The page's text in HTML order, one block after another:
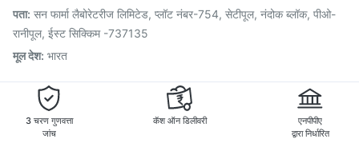
Prevenar 13 Injection
Vaxigrip NH 2025/2026 Vaccine
Nukovax 13 Vaccine Rotasil Vaccine
पता: सन फार्मा लैबोरेटरीज लिमिटेड, प्लॉट नंबर-754, सेटीपूल, नंदोक ब्लॉक, पीओ-
रानीपूल, ईस्ट सिक्किम -737135
मूल देश: भारत
3 चरण गुणवत्ता
जांच
कॅश ऑन डिलीवरी
एनपीपीए
द्वारा निर्धारित